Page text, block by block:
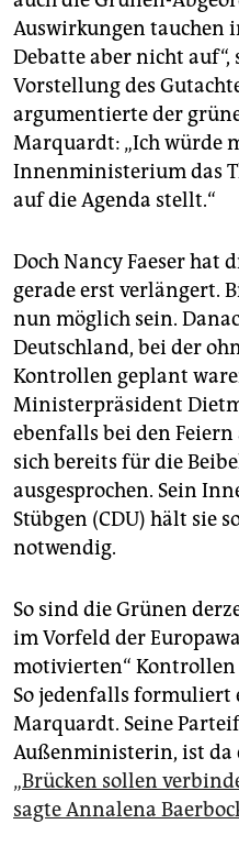
Auswirkungen tauchen
Debatte aber nicht auf“,
Vorstellung des
argumentierte der
Marquardt: „Ich würde
Innenministerium das
auf die Agenda stellt.“
Doch Nancy Faeser hat
gerade erst verlängert.
nun möglich sein.
Deutschland, bei der
Kontrollen geplant
Ministerpräsident
ebenfalls bei den
sich bereits für die
ausgesprochen. Sein
Stübgen (CDU) hält sie
notwendig.
So sind die Grünen
im Vorfeld der
motivierten“
So jedenfalls formuliert
Marquardt. Seine
Außenministerin, ist da
„Brücken sollen
sagte Annalena